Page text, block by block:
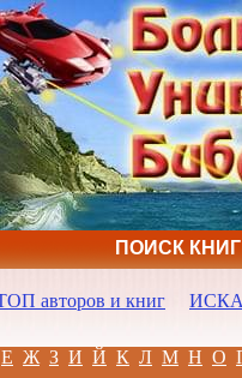
ПОИСК КНИГ
авторов и книг
Е Ж З И Й К Л М Н О